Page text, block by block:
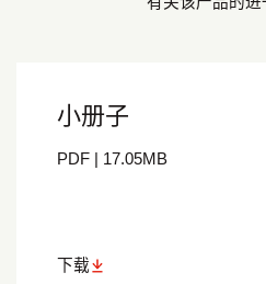
小册子
PDF| 17.05MB
下载